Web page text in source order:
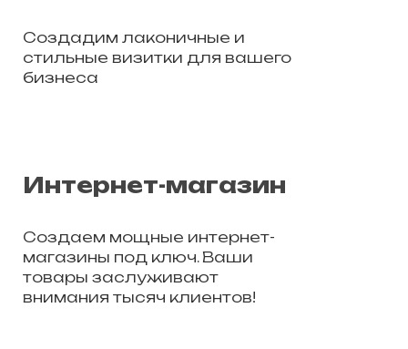
Создадим лаконичные и
стильные визитки для вашего
бизнеса
Интернет-магазин
Создаем мощные интернет-
магазины под ключ. Ваши
товары заслуживают
внимания тысяч клиентов!